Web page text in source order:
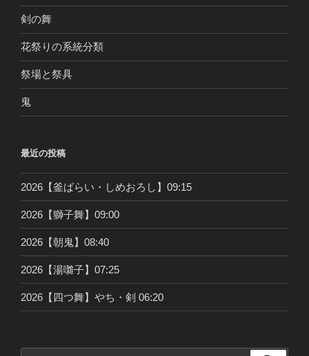
剣の舞
花祭りの系統分類
祭場と祭具
鬼
最近の投稿
2026【釜ばらい・しめおろし】09:15
2026【獅子舞】09:00
2026【朝鬼】08:40
2026【湯囃子】07:25
2026【四つ舞】やち・剣 06:20